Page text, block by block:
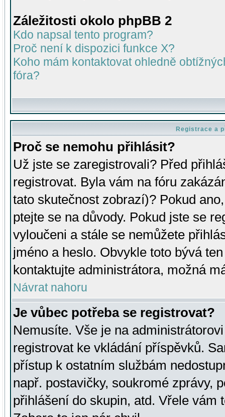
Záležitosti okolo phpBB 2
Kdo napsal tento program?
Proč není k dispozici funkce X?
Koho mám kontaktovat ohledně
fóra?
Registrace a
Proč se nemohu přihlásit?
Už jste se zaregistrovali? Před
registrovat. Byla vám na fóru
tato skutečnost zobrazí)? Pokud
ptejte se na důvody. Pokud jste se
vyloučeni a stále se nemůžete
jméno a heslo. Obvykle toto bývá
kontaktujte administrátora, možná
Návrat nahoru
Je vůbec potřeba se registrovat?
Nemusíte. Vše je na
registrovat ke vkládání příspěvků.
přístup k ostatním službám
např. postavičky, soukromé zprávy,
přihlášení do skupin, atd. Vřele vám